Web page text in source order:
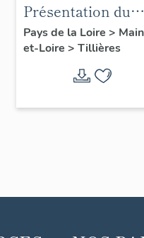
Présentation du
patrimoine
industriel de la
commune de
Pays de la Loire >
et-Loire > Tillières